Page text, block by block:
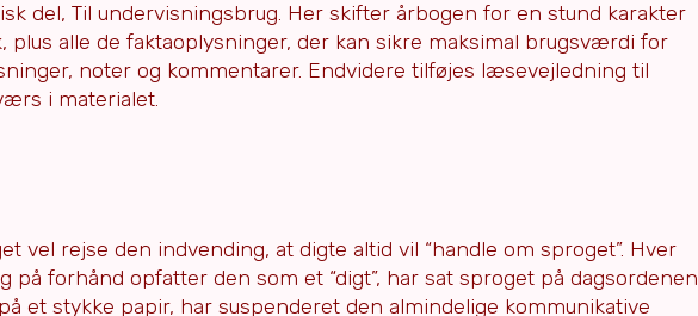
del, Til undervisningsbrug. Her skifter årbogen for en stund karakter
plus alle de faktaoplysninger, der kan sikre maksimal brugsværdi for
noter og kommentarer. Endvidere tilføjes læsevejledning til
i materialet.
vel rejse den indvending, at digte altid vil “handle om sproget”. Hver
forhånd opfatter den som et “digt”, har sat sproget på dagsordenen
et stykke papir, har suspenderet den almindelige kommunikative